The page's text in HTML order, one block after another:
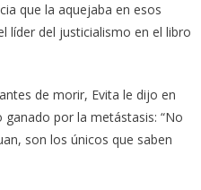
que la aquejaba en esos
líder del justicialismo en el libro
de morir, Evita le dijo en
por la metástasis: “No
son los únicos que saben